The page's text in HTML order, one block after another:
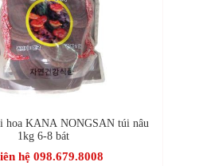
hoa KANA NONGSAN túi nâu
1kg 6-8 bát
hệ 098.679.8008